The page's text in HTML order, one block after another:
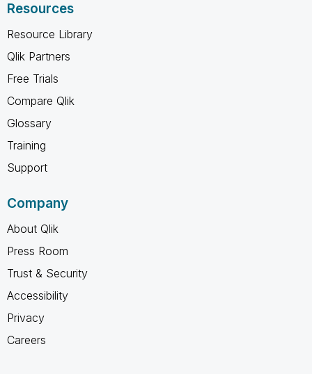
Resources
Resource Library
Qlik Partners
Free Trials
Compare Qlik
Glossary
Training
Support
Company
About Qlik
Press Room
Trust & Security
Accessibility
Privacy
Careers